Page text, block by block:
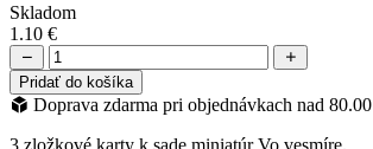
Skladom
1.10 €
množstvo
Vo
vesmíre
-
PDF
Pridať do košíka
Doprava zdarma pri objednávkach nad 80.00
3 zložkové karty k sade miniatúr Vo vesmíre.